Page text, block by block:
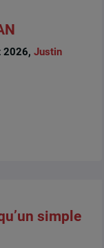
2026, Justin
simple